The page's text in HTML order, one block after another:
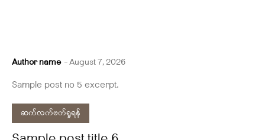
Author name -August 7, 2026
Sample post no 5 excerpt.
ဆက်လက်ဖတ်ရှုရန်